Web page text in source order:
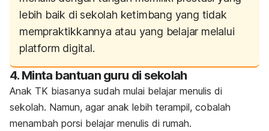
lebih baik di sekolah ketimbang yang tidak
mempraktikkannya atau yang belajar melalui
platform digital.
4. Minta bantuan guru di sekolah
Anak TK biasanya sudah mulai belajar menulis di
sekolah. Namun, agar anak lebih terampil, cobalah
menambah porsi belajar menulis di rumah.